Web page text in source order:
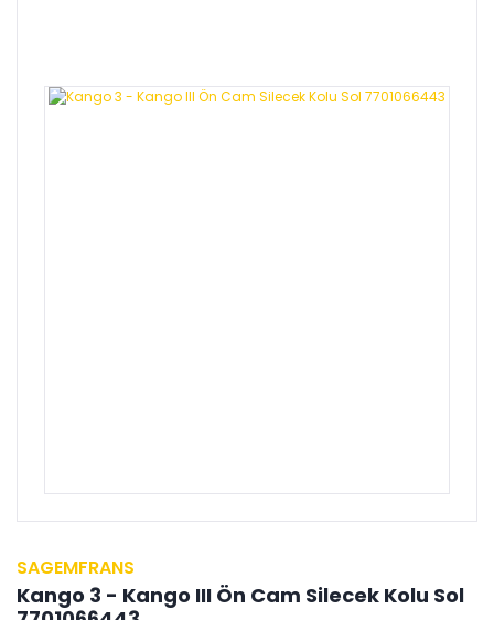
SAGEMFRANS
Kango 3 - Kango III Ön Cam Silecek Kolu Sol